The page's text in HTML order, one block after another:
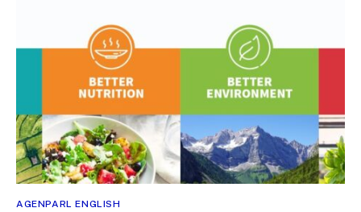
AGENPARL ENGLISH